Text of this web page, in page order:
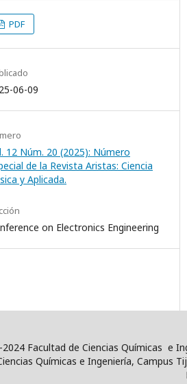
PDF
06-09
12 Núm. 20 (2025): Número
de la Revista Aristas: Ciencia
y Aplicada.
on Electronics Engineering
Facultad de Ciencias Químicas e
Químicas e Ingeniería, Campus